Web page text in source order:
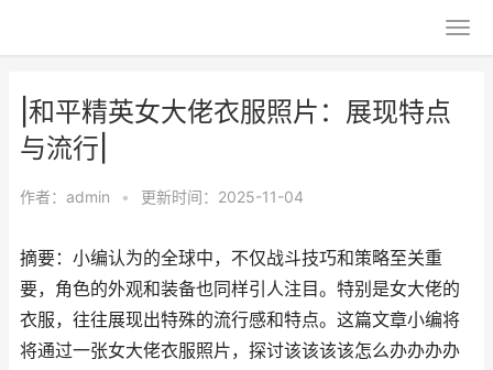
|和平精英女大佬衣服照片：展现特点
与流行|
作者： admin • 更新时间：2025-11-04
摘要：小编认为的全球中，不仅战斗技巧和策略至关重
要，角色的外观和装备也同样引人注目。特别是女大佬的
衣服，往往展现出特殊的流行感和特点。这篇文章小编将
将通过一张女大佬衣服照片，探讨该该该该怎么办办办办